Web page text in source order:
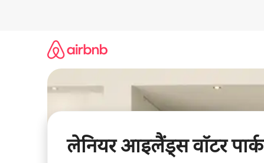
लेनियर आइलैंड्स वॉटर पार्क